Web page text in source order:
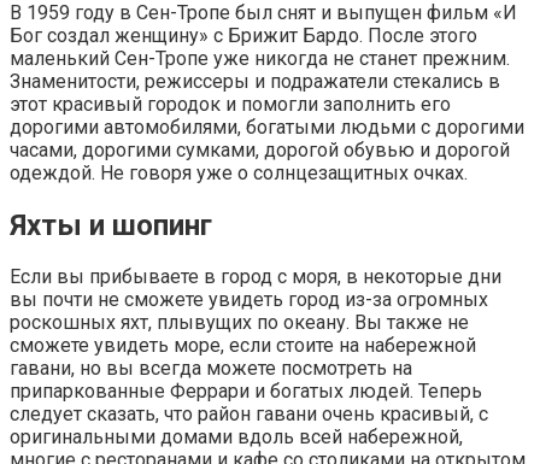
В 1959 году в Сен-Тропе был снят и выпущен фильм «И
Бог создал женщину» с Брижит Бардо. После этого
маленький Сен-Тропе уже никогда не станет прежним.
Знаменитости, режиссеры и подражатели стекались в
этот красивый городок и помогли заполнить его
дорогими автомобилями, богатыми людьми с дорогими
часами, дорогими сумками, дорогой обувью и дорогой
одеждой. Не говоря уже о солнцезащитных очках.
Яхты и шопинг
Если вы прибываете в город с моря, в некоторые дни
вы почти не сможете увидеть город из-за огромных
роскошных яхт, плывущих по океану. Вы также не
сможете увидеть море, если стоите на набережной
гавани, но вы всегда можете посмотреть на
припаркованные Феррари и богатых людей. Теперь
следует сказать, что район гавани очень красивый, с
оригинальными домами вдоль всей набережной,